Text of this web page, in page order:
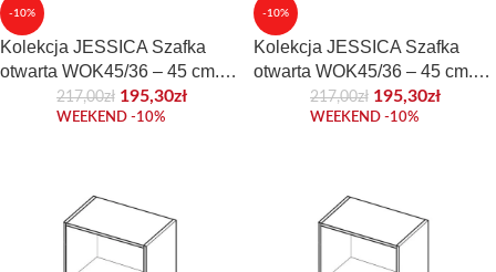
-10%
Kolekcja JESSICA Szafka
otwarta WOK45/36 – 45 cm.
Front akrylowy
217,00zł 195,30zł
WEEKEND -10%
-10%
Kolekcja JESSICA Szafka
otwarta WOK45/36 – 45 cm.
Front laminowany
217,00zł 195,30zł
WEEKEND -10%